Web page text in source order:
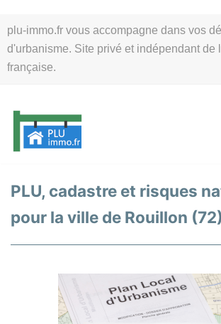
plu-immo.fr vous accompagne dans vos
d'urbanisme. Site privé et indépendant de
française.
au
contenu
PLU, cadastre et risques
pour la ville de Rouillon (72)